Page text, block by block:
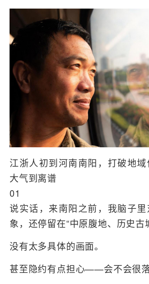
江浙人初到河南南阳，打破地
大气到离谱
01
说实话，来南阳之前，我脑子
象，还停留在“中原腹地、历史古
没有太多具体的画面。
甚至隐约有点担心——会不会很落